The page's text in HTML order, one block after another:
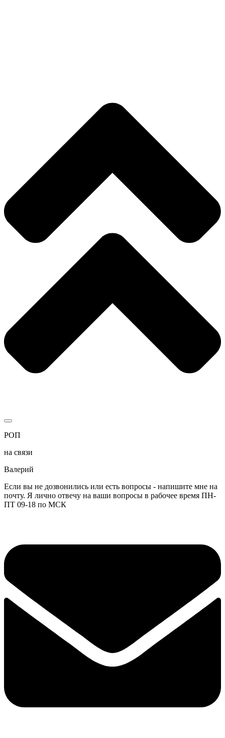
РОП
на связи
Валерий
Если вы не дозвонились или есть вопросы - напишите мне на
почту. Я лично отвечу на ваши вопросы в рабочее время ПН-
ПТ 09-18 по МСК